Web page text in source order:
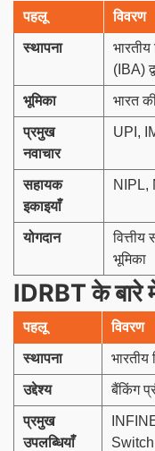
पहलू विवरण
स्थापना
(IBA)
भूमिका भारत
प्रमुख
नवाचार
UPI,
सहायक
इकाइयाँ
NIPL,
योगदान
भूमिका
IDRBT के बारे
पहलू विवरण
स्थापना भारतीय
उद्देश्य बैंकिंग
प्रमुख
उपलब्धियाँ
Switch